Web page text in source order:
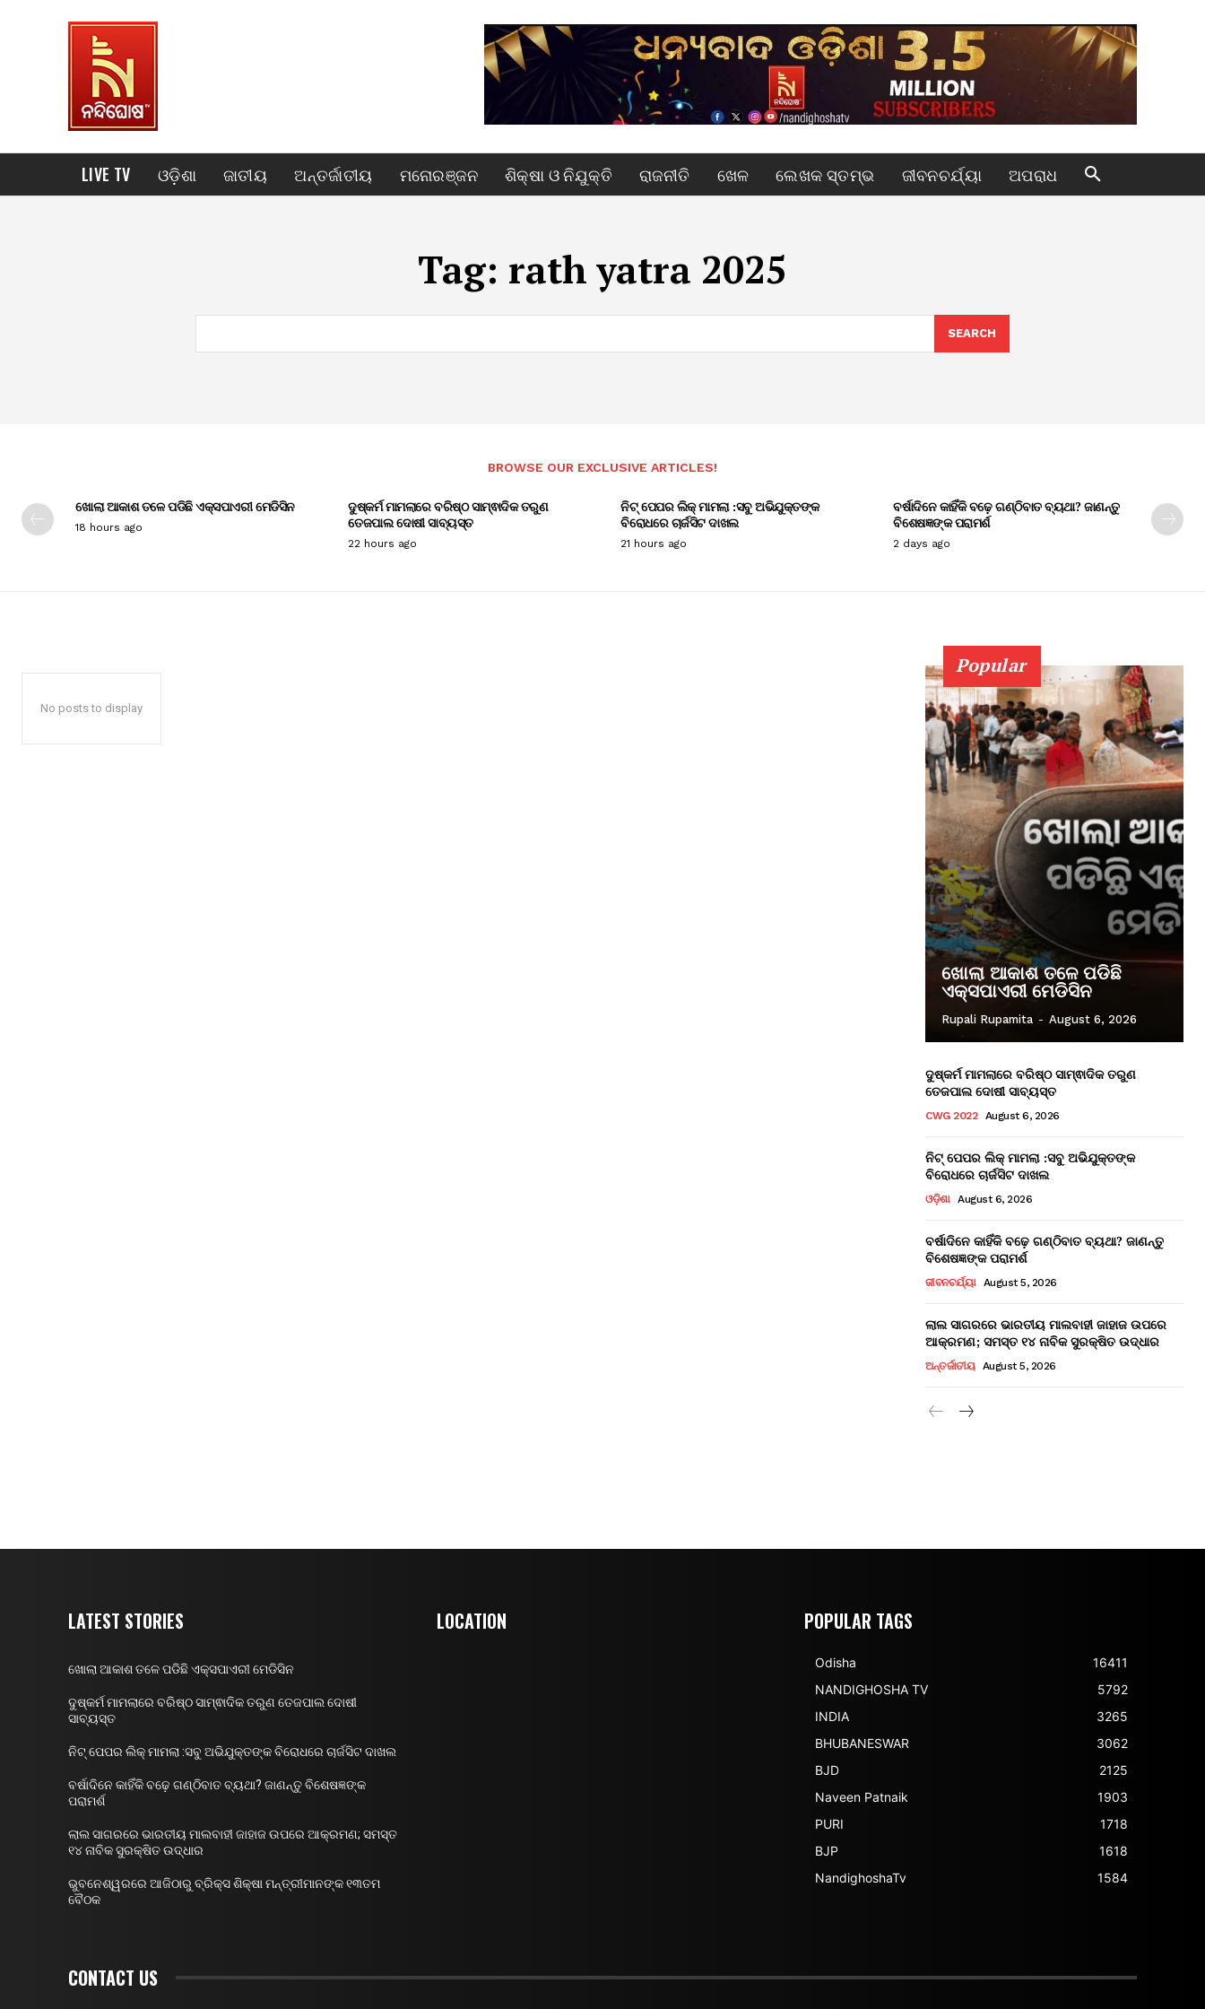
LIVE TV ଓଡ଼ିଶା ଜାତୀୟ ଅନ୍ତର୍ଜାତୀୟ ମନୋରଞ୍ଜନ ଶିକ୍ଷା ଓ ନିଯୁକ୍ତି ରାଜନୀତି ଖେଳ ଲେଖକ ସ୍ତମ୍ଭ ଜୀବନଚର୍ଯ୍ୟା ଅପରାଧ
Tag: rath yatra 2025
SEARCH
BROWSE OUR EXCLUSIVE ARTICLES!
ଖୋଲା ଆକାଶ ତଳେ ପଡିଛି ଏକ୍ସପାଏରୀ ମେଡିସିନ
18 hours ago
ଦୁଷ୍କର୍ମ ମାମଲାରେ ବରିଷ୍ଠ ସାମ୍ଵାଦିକ ତରୁଣ
ତେଜପାଲ ଦୋଷୀ ସାବ୍ୟସ୍ତ
22 hours ago
ନିଟ୍ ପେପର ଲିକ୍ ମାମଲା :ସବୁ ଅଭିଯୁକ୍ତଙ୍କ
ବିରୋଧରେ ଚାର୍ଜସିଟ ଦାଖଲ
21 hours ago
ବର୍ଷାଦିନେ କାହିଁକି ବଢ଼େ ଗଣ୍ଠିବାତ ବ୍ୟଥା? ଜାଣନ୍ତୁ
ବିଶେଷଜ୍ଞଙ୍କ ପରାମର୍ଶ
2 days ago
No posts to display
Popular
ଖୋଲା ଆକାଶ ତଳେ ପଡିଛି
ଏକ୍ସପାଏରୀ ମେଡିସିନ
Rupali Rupamita - August 6, 2026
ଦୁଷ୍କର୍ମ ମାମଲାରେ ବରିଷ୍ଠ ସାମ୍ଵାଦିକ ତରୁଣ
ତେଜପାଲ ଦୋଷୀ ସାବ୍ୟସ୍ତ
CWG 2022 August 6, 2026
ନିଟ୍ ପେପର ଲିକ୍ ମାମଲା :ସବୁ ଅଭିଯୁକ୍ତଙ୍କ
ବିରୋଧରେ ଚାର୍ଜସିଟ ଦାଖଲ
ଓଡ଼ିଶା August 6, 2026
ବର୍ଷାଦିନେ କାହିଁକି ବଢ଼େ ଗଣ୍ଠିବାତ ବ୍ୟଥା? ଜାଣନ୍ତୁ
ବିଶେଷଜ୍ଞଙ୍କ ପରାମର୍ଶ
ଜୀବନଚର୍ଯ୍ୟା August 5, 2026
ଲାଲ ସାଗରରେ ଭାରତୀୟ ମାଲବାହୀ ଜାହାଜ ଉପରେ
ଆକ୍ରମଣ; ସମସ୍ତ ୧୪ ନାବିକ ସୁରକ୍ଷିତ ଉଦ୍ଧାର
ଅନ୍ତର୍ଜାତୀୟ August 5, 2026
LATEST STORIES
ଖୋଲା ଆକାଶ ତଳେ ପଡିଛି ଏକ୍ସପାଏରୀ ମେଡିସିନ
ଦୁଷ୍କର୍ମ ମାମଲାରେ ବରିଷ୍ଠ ସାମ୍ଵାଦିକ ତରୁଣ ତେଜପାଲ ଦୋଷୀ
ସାବ୍ୟସ୍ତ
ନିଟ୍ ପେପର ଲିକ୍ ମାମଲା :ସବୁ ଅଭିଯୁକ୍ତଙ୍କ ବିରୋଧରେ ଚାର୍ଜସିଟ ଦାଖଲ
ବର୍ଷାଦିନେ କାହିଁକି ବଢ଼େ ଗଣ୍ଠିବାତ ବ୍ୟଥା? ଜାଣନ୍ତୁ ବିଶେଷଜ୍ଞଙ୍କ
ପରାମର୍ଶ
ଲାଲ ସାଗରରେ ଭାରତୀୟ ମାଲବାହୀ ଜାହାଜ ଉପରେ ଆକ୍ରମଣ; ସମସ୍ତ
୧୪ ନାବିକ ସୁରକ୍ଷିତ ଉଦ୍ଧାର
ଭୁବନେଶ୍ୱରରେ ଆଜିଠାରୁ ବ୍ରିକ୍ସ ଶିକ୍ଷା ମନ୍ତ୍ରୀମାନଙ୍କ ୧୩ତମ
ବୈଠକ
LOCATION POPULAR TAGS
Odisha
16411
NANDIGHOSHA TV
5792
INDIA
3265
BHUBANESWAR
3062
BJD
2125
Naveen Patnaik
1903
PURI
1718
BJP
1618
NandighoshaTv
1584
CONTACT US